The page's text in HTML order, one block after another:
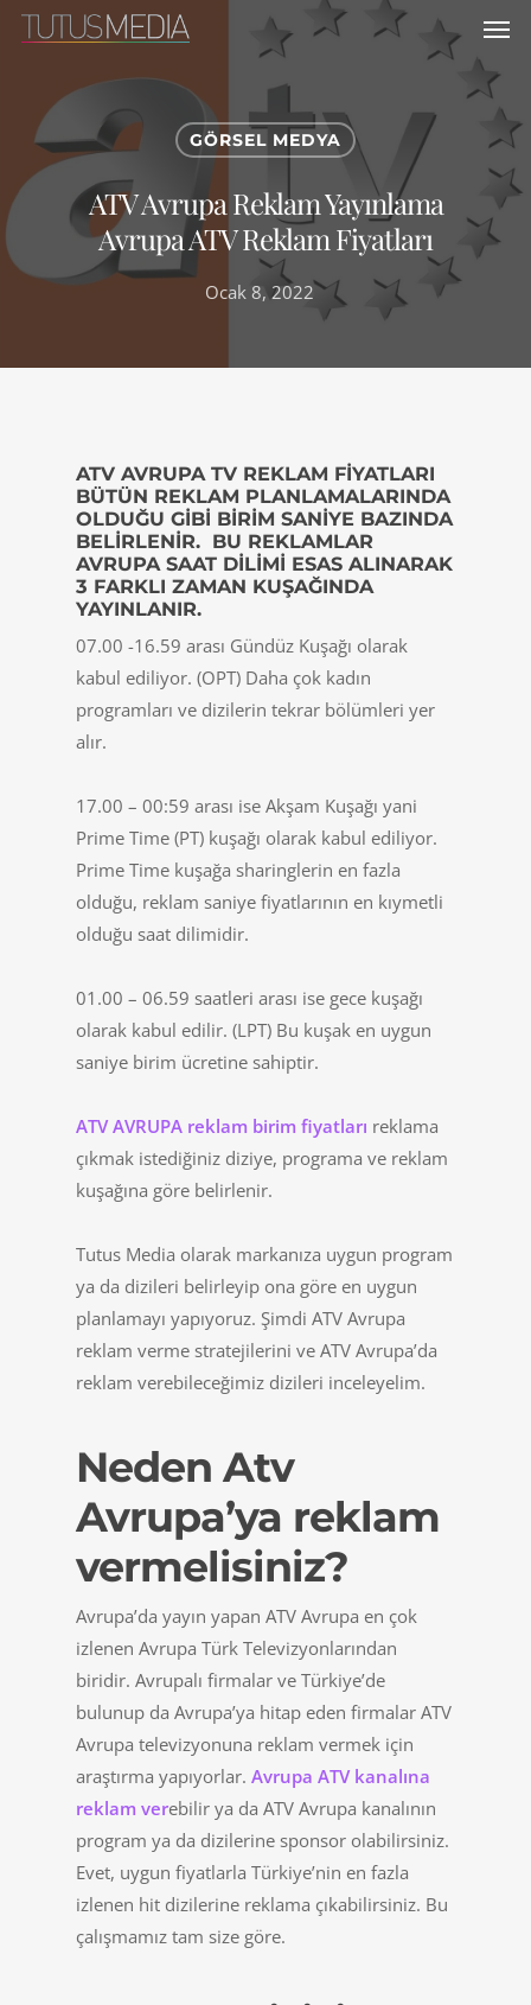
GÖRSEL MEDYA
ATV Avrupa Reklam Yayınlama
Avrupa ATV Reklam Fiyatları
Ocak 8, 2022
ATV AVRUPA TV REKLAM FIYATLARI
BÜTÜN REKLAM PLANLAMALARINDA
OLDUĞU GIBI BIRIM SANIYE BAZINDA
BELIRLENIR. BU REKLAMLAR
AVRUPA SAAT DILIMI ESAS ALINARAK
3 FARKLI ZAMAN KUŞAĞINDA
YAYINLANIR.
07.00 -16.59 arası Gündüz Kuşağı olarak
kabul ediliyor. (OPT) Daha çok kadın
programları ve dizilerin tekrar bölümleri yer
alır.
17.00 – 00:59 arası ise Akşam Kuşağı yani
Prime Time (PT) kuşağı olarak kabul ediliyor.
Prime Time kuşağa sharinglerin en fazla
olduğu, reklam saniye fiyatlarının en kıymetli
olduğu saat dilimidir.
01.00 – 06.59 saatleri arası ise gece kuşağı
olarak kabul edilir. (LPT) Bu kuşak en uygun
saniye birim ücretine sahiptir.
ATV AVRUPA reklam birim fiyatları reklama
çıkmak istediğiniz diziye, programa ve reklam
kuşağına göre belirlenir.
Tutus Media olarak markanıza uygun program
ya da dizileri belirleyip ona göre en uygun
planlamayı yapıyoruz. Şimdi ATV Avrupa
reklam verme stratejilerini ve ATV Avrupa’da
reklam verebileceğimiz dizileri inceleyelim.
Neden Atv
Avrupa’ya reklam
vermelisiniz?
Avrupa’da yayın yapan ATV Avrupa en çok
izlenen Avrupa Türk Televizyonlarından
biridir. Avrupalı firmalar ve Türkiye’de
bulunup da Avrupa’ya hitap eden firmalar ATV
Avrupa televizyonuna reklam vermek için
araştırma yapıyorlar. Avrupa ATV kanalına
reklam verebilir ya da ATV Avrupa kanalının
program ya da dizilerine sponsor olabilirsiniz.
Evet, uygun fiyatlarla Türkiye’nin en fazla
izlenen hit dizilerine reklama çıkabilirsiniz. Bu
çalışmamız tam size göre.